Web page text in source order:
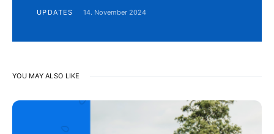
UPDATES 14. November 2024
YOU MAY ALSO LIKE